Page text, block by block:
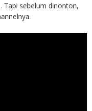
Tapi sebelum dinonton,